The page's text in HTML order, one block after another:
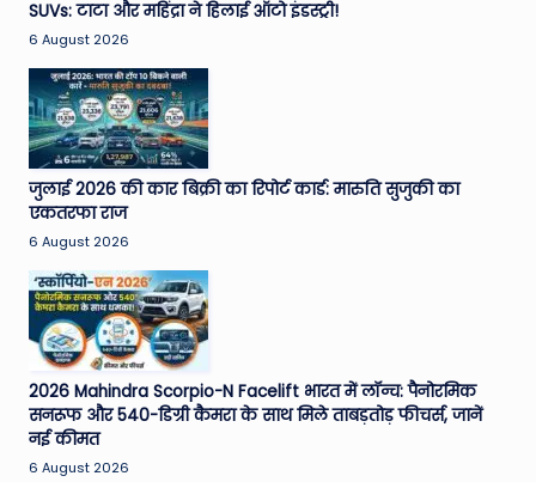
SUVs: टाटा और महिंद्रा ने हिलाई ऑटो इंडस्ट्री!
6 August 2026
जुलाई 2026 की कार बिक्री का रिपोर्ट कार्ड: मारुति सुजुकी का
एकतरफा राज
6 August 2026
2026 Mahindra Scorpio-N Facelift भारत में लॉन्च: पैनोरमिक
सनरूफ और 540-डिग्री कैमरा के साथ मिले ताबड़तोड़ फीचर्स, जानें
नई कीमत
6 August 2026